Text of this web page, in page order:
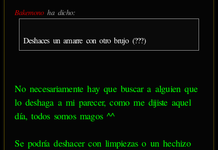
Bakemono ha dicho:
Deshaces un amarre con otro brujo (???)
No necesariamente hay que buscar a alguien que
lo deshaga a mi parecer, como me dijiste aquel
día, todos somos magos ^^
Se podría deshacer con limpiezas o un hechizo